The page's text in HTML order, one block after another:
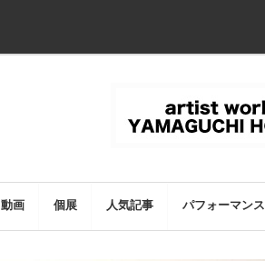
動画 個展 人気記事 パフォーマンス